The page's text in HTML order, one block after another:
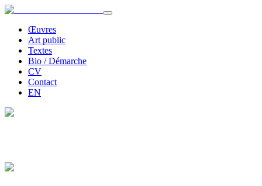
Œuvres
Art public
Textes
Bio / Démarche
CV
Contact
EN